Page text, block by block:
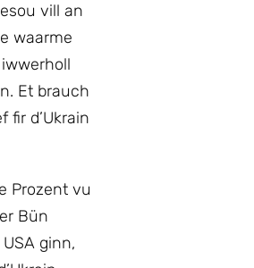
vill an
waarme
Et brauch
d’Ukrain
Prozent vu
Bün
ginn,